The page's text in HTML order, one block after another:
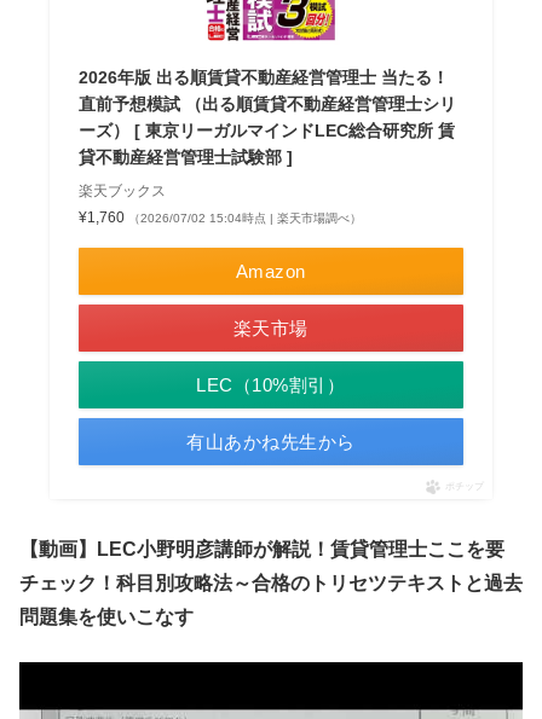
2026年版 出る順賃貸不動産経営管理士 当たる！
直前予想模試 （出る順賃貸不動産経営管理士シリ
ーズ） [ 東京リーガルマインドLEC総合研究所 賃
貸不動産経営管理士試験部 ]
楽天ブックス
¥1,760
（2026/07/02 15:04時点 | 楽天市場調べ）
Amazon
楽天市場
LEC（10%割引）
有山あかね先生から
ポチップ
【動画】LEC小野明彦講師が解説！賃貸管理士ここを要
チェック！科目別攻略法～合格のトリセツテキストと過去
問題集を使いこなす